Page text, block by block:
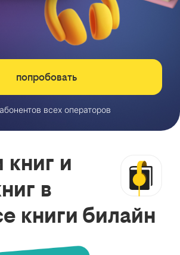
попробовать
всех операторов
книг и
в
книги билайн